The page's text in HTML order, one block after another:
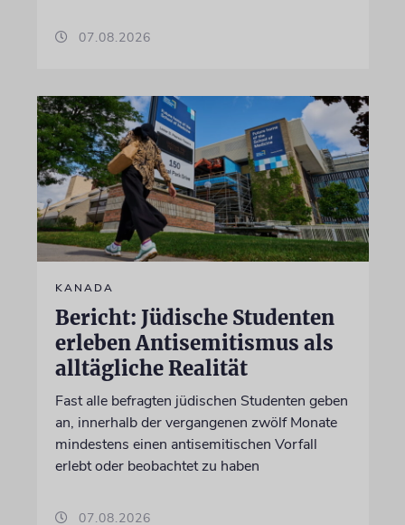
07.08.2026
KANADA
Bericht: Jüdische Studenten
erleben Antisemitismus als
alltägliche Realität
Fast alle befragten jüdischen Studenten geben
an, innerhalb der vergangenen zwölf Monate
mindestens einen antisemitischen Vorfall
erlebt oder beobachtet zu haben
07.08.2026